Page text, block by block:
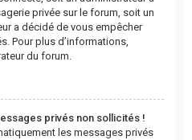
privée sur le forum, soit un
a décidé de vous empêcher
Pour plus d’informations,
du forum.
privés non sollicités !
les messages privés